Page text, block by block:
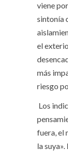
viene
sintonía
el
más
riesgo
Los
fuera, el
la